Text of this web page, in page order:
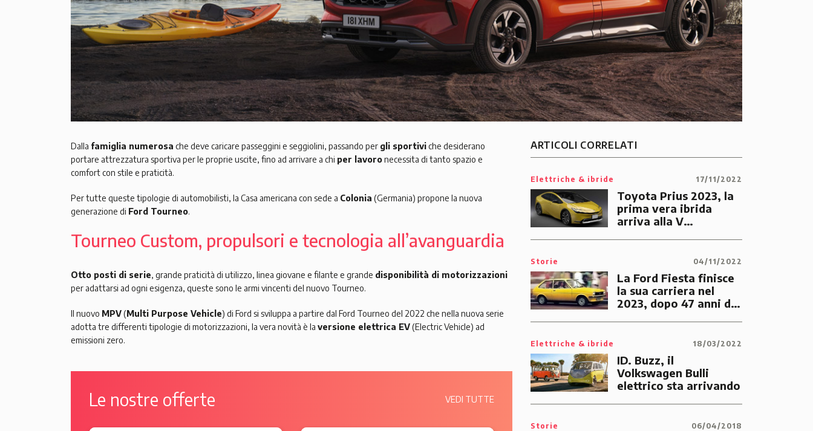
Dalla famiglia numerosa che deve caricare passeggini e seggiolini, passando per gli sportiviche desiderano
portare attrezzatura sportiva per le proprie uscite, fino ad arrivare a chi per lavoronecessita di tanto spazio e
comfort con stile e praticità.
Per tutte queste tipologie di automobilisti, la Casa americana con sede a Colonia (Germania) propone la nuova
generazione di Ford Tourneo.
Tourneo Custom, propulsori e tecnologia all’avanguardia
Otto posti di serie, grande praticità di utilizzo, linea giovane e filante e grande disponibilità di motorizzazioni
per adattarsi ad ogni esigenza, queste sono le armi vincenti del nuovo Tourneo.
Il nuovo MPV(Multi Purpose Vehicle) di Ford si sviluppa a partire dal Ford Tourneo del 2022 che nella nuova serie
adotta tre differenti tipologie di motorizzazioni, la vera novità è la versione elettrica EV(Electric Vehicle) ad
emissioni zero.
Le nostre offerte VEDI TUTTE
ARTICOLI CORRELATI
Elettriche & ibride 17/11/2022
Toyota Prius 2023, la
prima vera ibrida
arriva alla V
Storie 04/11/2022
La Ford Fiesta finisce
la sua carriera nel
2023, dopo 47 anni di
Elettriche & ibride 18/03/2022
ID. Buzz, il
Volkswagen Bulli
elettrico sta arrivando
Storie 06/04/2018